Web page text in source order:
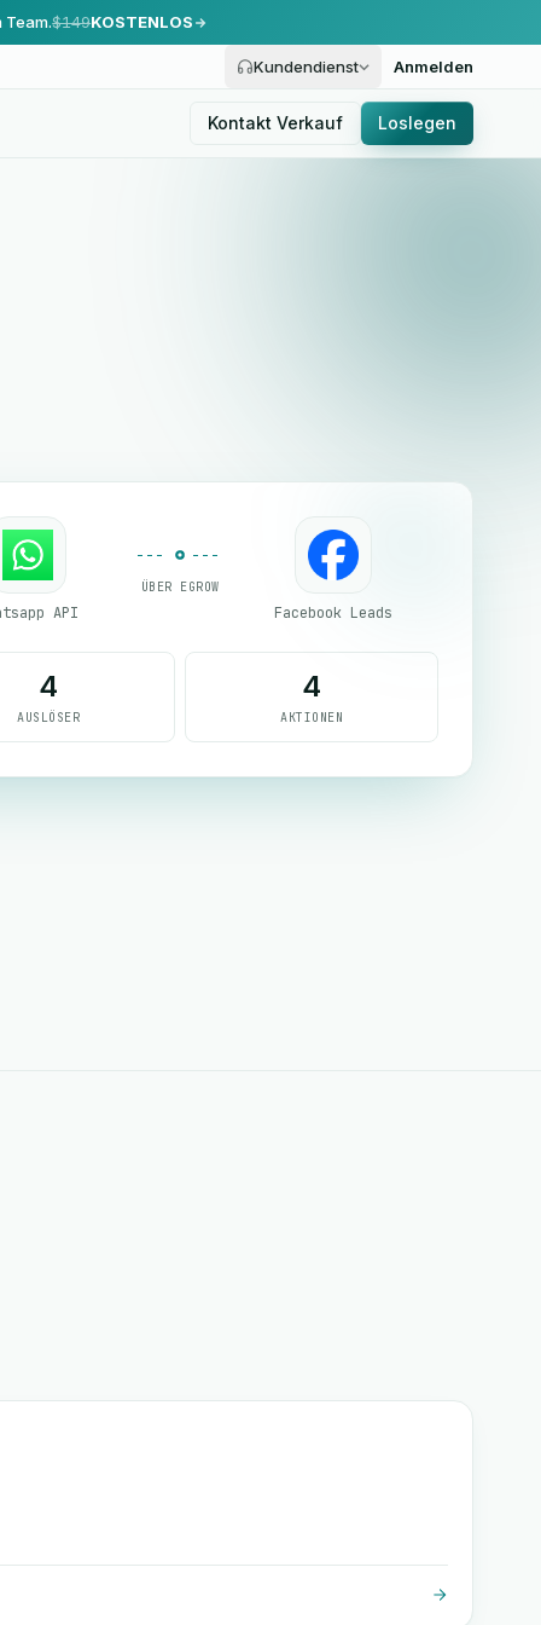
Team.$149KOSTENLOS
Kundendienst Anmelden
Kontakt Verkauf Loslegen
API
ÜBER EGROW
Facebook Leads
4
AUSLÖSER
4
AKTIONEN